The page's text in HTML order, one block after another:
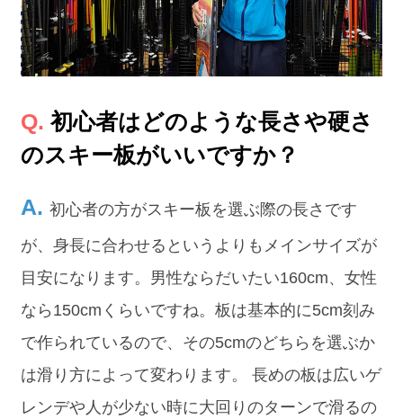
初心者はどのような長さや硬さ
のスキー板がいいですか？
初心者の方がスキー板を選ぶ際の長さです
が、身長に合わせるというよりもメインサイズが
目安になります。男性ならだいたい160cm、女性
なら150cmくらいですね。板は基本的に5cm刻み
で作られているので、その5cmのどちらを選ぶか
は滑り方によって変わります。 長めの板は広いゲ
レンデや人が少ない時に大回りのターンで滑るの